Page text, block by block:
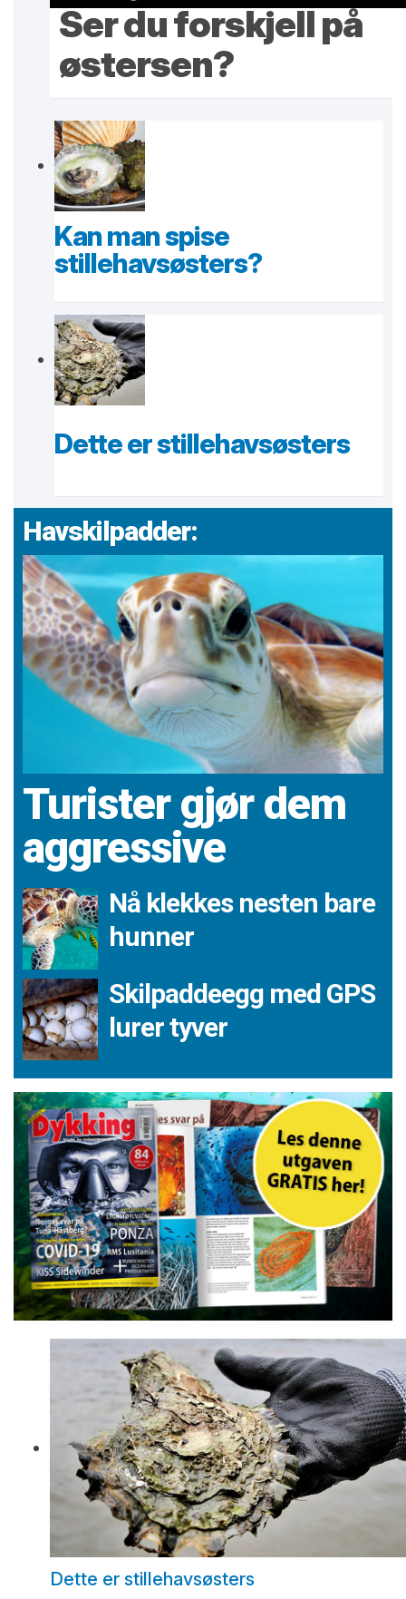
Ser du forskjell på
østersen?
Kan man spise
stillehavsøsters?
Dette er stillehavsøsters
Havskilpadder:
Turister gjør dem
aggressive
Nå klekkes nesten bare
hunner
Skilpaddeegg med GPS
lurer tyver
Dette er stillehavsøsters